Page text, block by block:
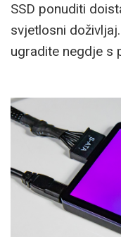
SSD ponuditi
svjetlosni
ugradite negdje s